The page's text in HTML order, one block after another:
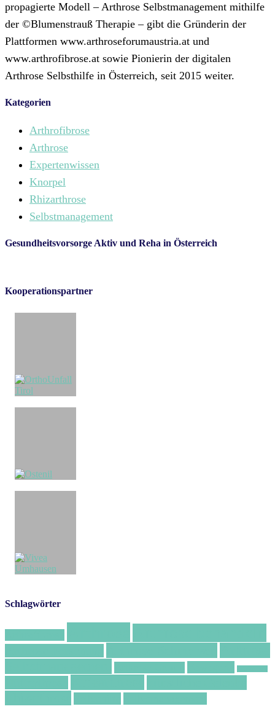
propagierte Modell – Arthrose Selbstmanagement mithilfe
der ©Blumenstrauß Therapie – gibt die Gründerin der
Plattformen www.arthroseforumaustria.at und
www.arthrofibrose.at sowie Pionierin der digitalen
Arthrose Selbsthilfe in Österreich, seit 2015 weiter.
Kategorien
Arthrofibrose
Arthrose
Expertenwissen
Knorpel
Rhizarthrose
Selbstmanagement
Gesundheitsvorsorge Aktiv und Reha in Österreich
Kooperationspartner
Schlagwörter